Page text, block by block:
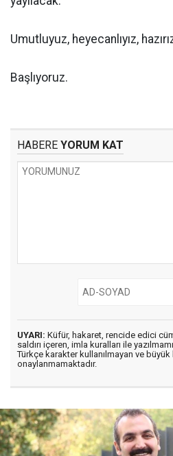
Umutluyuz, heyecanlıyız,
Başlıyoruz.
HABERE YORUM KAT
UYARI: Küfür, hakaret, rencide edici
saldırı içeren, imla kuralları ile
Türkçe karakter kullanılmayan ve büyük
onaylanmamaktadır.